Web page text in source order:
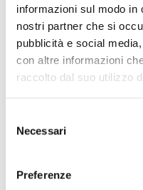
informazioni sul modo
nostri partner che si
pubblicità e social
con altre informazioni
raccolto dal suo utilizzo
delNecessari
Preferenze
Maria Luisa
in Tommesani
2 Febbraio 1944 - 29 Aprile